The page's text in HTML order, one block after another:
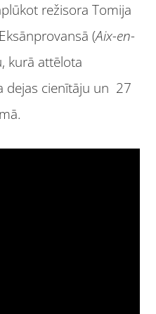
režisora Tomija
(Aix-en-
kurā attēlota
dejas cienītāju un 27